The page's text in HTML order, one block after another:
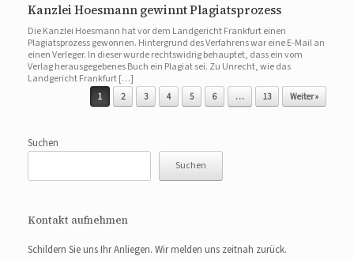
Kanzlei Hoesmann gewinnt Plagiatsprozess
Die Kanzlei Hoesmann hat vor dem Landgericht Frankfurt einen
Plagiatsprozess gewonnen. Hintergrund des Verfahrens war eine E-Mail an
einen Verleger. In dieser wurde rechtswidrig behauptet, dass ein vom
Verlag herausgegebenes Buch ein Plagiat sei. Zu Unrecht, wie das
Landgericht Frankfurt […]
Beitragsnavigation
1 2 3 4 5 6 … 13 Weiter »
Suchen
Suchen
Kontakt aufnehmen
Schildern Sie uns Ihr Anliegen. Wir melden uns zeitnah zurück.